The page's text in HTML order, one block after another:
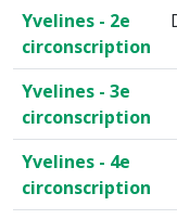
Yvelines - 2e
circonscription
Yvelines - 3e
circonscription
Yvelines - 4e
circonscription